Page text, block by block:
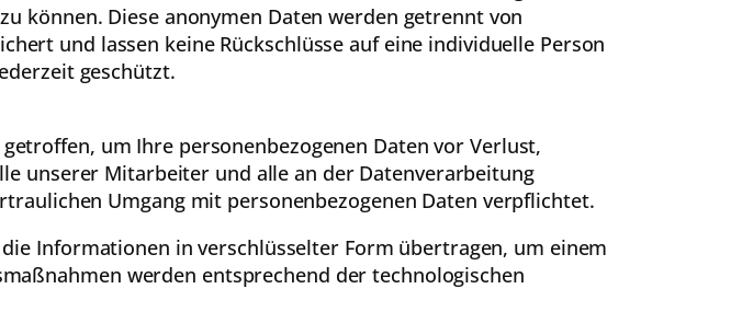
können. Diese anonymen Daten werden getrennt von
und lassen keine Rückschlüsse auf eine individuelle Person
geschützt.
um Ihre personenbezogenen Daten vor Verlust,
unserer Mitarbeiter und alle an der Datenverarbeitung
Umgang mit personenbezogenen Daten verpflichtet.
Informationen in verschlüsselter Form übertragen, um einem
werden entsprechend der technologischen